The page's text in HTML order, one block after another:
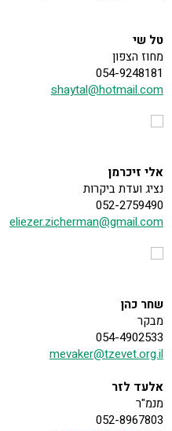
טל שי
מחוז הצפון
054-9248181
shaytal@hotmail.com
אלי זיכרמן
נציג ועדת ביקרות
052-2759490
eliezer.zicherman@gmail.com
שחר כהן
מבקר
054-4902533
mevaker@tzevet.org.il
אלעד לזר
מנמ"ר
052-8967803